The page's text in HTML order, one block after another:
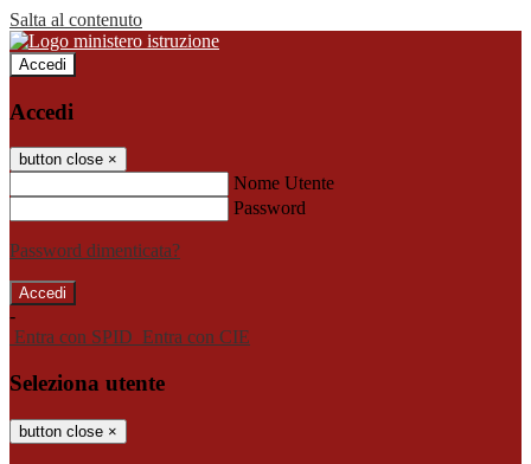
Salta al contenuto
Accedi
Accedi
button close ×
Nome Utente
Password
Password dimenticata?
-
Entra con SPID Entra con CIE
Seleziona utente
button close ×